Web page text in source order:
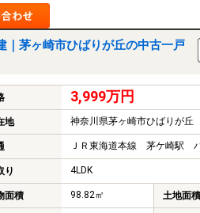
茅ヶ崎市ひばりが丘の中古一戸
3,999万円
地 神奈川県茅ヶ崎市ひばりが丘
ＪＲ東海道本線 茅ケ崎駅
り 4LDK
面積 98.82㎡ 土地面積